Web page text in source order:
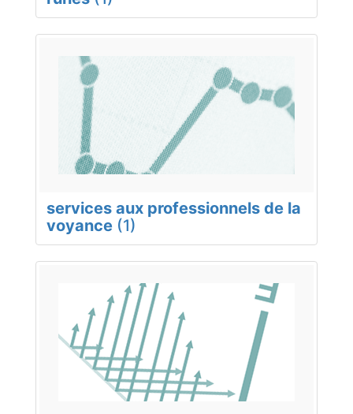
services aux professionnels de la
voyance (1)